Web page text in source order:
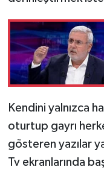
Kendini yalnızca
oturtup gayrı
gösteren yazılar
Tv ekranlarında